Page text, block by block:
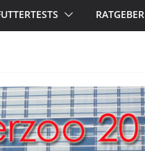
RATGEBER